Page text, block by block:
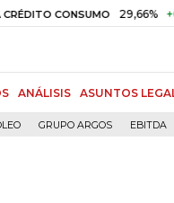
CONSUMO 29,66% +0,87%
ANÁLISIS ASUNTOS
GRUPO ARGOS EBITDA